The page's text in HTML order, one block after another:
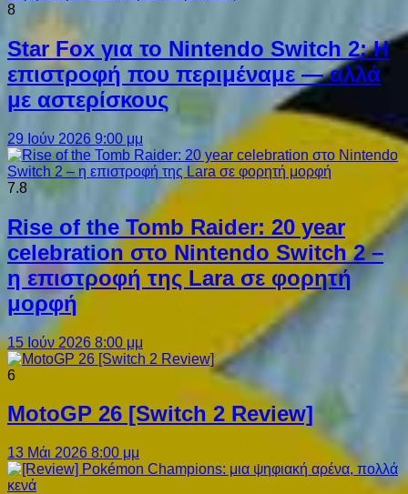
8
Star Fox για το Nintendo Switch 2: Η
επιστροφή που περιμέναμε — αλλά
με αστερίσκους
29 Ιούν 2026 9:00 μμ
7.8
Rise of the Tomb Raider: 20 year
celebration στο Nintendo Switch 2 –
η επιστροφή της Lara σε φορητή
μορφή
15 Ιούν 2026 8:00 μμ
6
MotoGP 26 [Switch 2 Review]
13 Μάι 2026 8:00 μμ